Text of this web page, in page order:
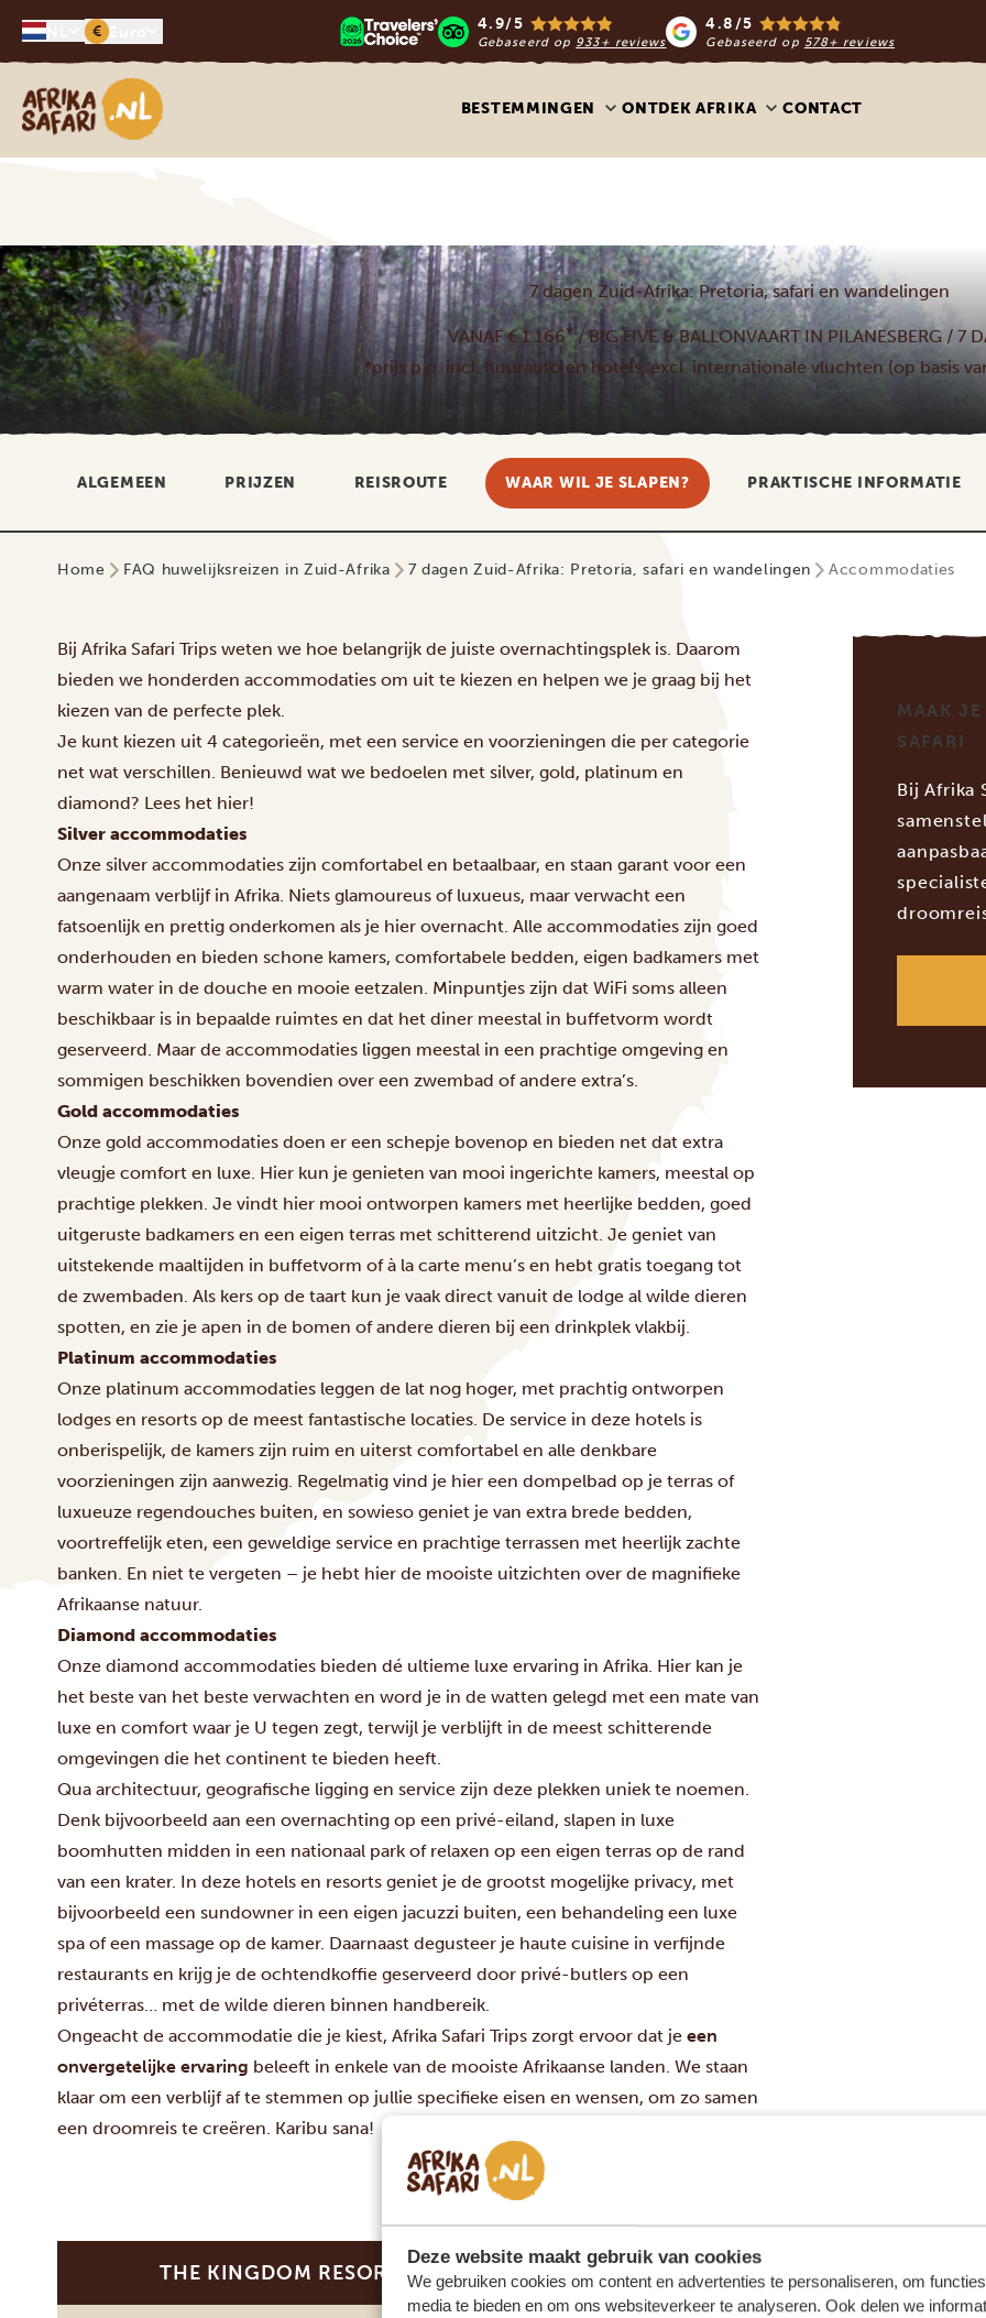
Deze website maakt gebruik van cookies
We gebruiken cookies om content en advertenties te personaliseren, om
media te bieden en om ons websiteverkeer te analyseren. Ook delen we
€ 4.9/5
Gebaseerd op 933+ reviews
4.8/5
Gebaseerd op 578+ reviews
Afrika safari
BESTEMMINGEN ONTDEK AFRIKA CONTACT
7 dagen Zuid-Afrika: Pretoria, safari en wandelingen
VANAF € 1.166*/ BIG FIVE & BALLONVAART IN PILANESBERG / 7
*prijs p.p. incl. huurauto en hotels, excl. internationale vluchten (op basis
ALGEMEEN PRIJZEN REISROUTE WAAR WIL JE SLAPEN? PRAKTISCHE INFORMATIE
Home FAQ huwelijksreizen in Zuid-Afrika 7 dagen Zuid-Afrika: Pretoria, safari en wandelingen Accommodaties
Bij Afrika Safari Trips weten we hoe belangrijk de juiste overnachtingsplek is. Daarom
bieden we honderden accommodaties om uit te kiezen en helpen we je graag bij het
kiezen van de perfecte plek.
Je kunt kiezen uit 4 categorieën, met een service en voorzieningen die per categorie
net wat verschillen. Benieuwd wat we bedoelen met silver, gold, platinum en
diamond? Lees het hier!
Silver accommodaties
Onze silver accommodaties zijn comfortabel en betaalbaar, en staan garant voor een
aangenaam verblijf in Afrika. Niets glamoureus of luxueus, maar verwacht een
fatsoenlijk en prettig onderkomen als je hier overnacht. Alle accommodaties zijn goed
onderhouden en bieden schone kamers, comfortabele bedden, eigen badkamers met
warm water in de douche en mooie eetzalen. Minpuntjes zijn dat WiFi soms alleen
beschikbaar is in bepaalde ruimtes en dat het diner meestal in buffetvorm wordt
geserveerd. Maar de accommodaties liggen meestal in een prachtige omgeving en
sommigen beschikken bovendien over een zwembad of andere extra’s.
Gold accommodaties
Onze gold accommodaties doen er een schepje bovenop en bieden net dat extra
vleugje comfort en luxe. Hier kun je genieten van mooi ingerichte kamers, meestal op
prachtige plekken. Je vindt hier mooi ontworpen kamers met heerlijke bedden, goed
uitgeruste badkamers en een eigen terras met schitterend uitzicht. Je geniet van
uitstekende maaltijden in buffetvorm of à la carte menu’s en hebt gratis toegang tot
de zwembaden. Als kers op de taart kun je vaak direct vanuit de lodge al wilde dieren
spotten, en zie je apen in de bomen of andere dieren bij een drinkplek vlakbij.
Platinum accommodaties
Onze platinum accommodaties leggen de lat nog hoger, met prachtig ontworpen
lodges en resorts op de meest fantastische locaties. De service in deze hotels is
onberispelijk, de kamers zijn ruim en uiterst comfortabel en alle denkbare
voorzieningen zijn aanwezig. Regelmatig vind je hier een dompelbad op je terras of
luxueuze regendouches buiten, en sowieso geniet je van extra brede bedden,
voortreffelijk eten, een geweldige service en prachtige terrassen met heerlijk zachte
banken. En niet te vergeten – je hebt hier de mooiste uitzichten over de magnifieke
Afrikaanse natuur.
Diamond accommodaties
Onze diamond accommodaties bieden dé ultieme luxe ervaring in Afrika. Hier kan je
het beste van het beste verwachten en word je in de watten gelegd met een mate van
luxe en comfort waar je U tegen zegt, terwijl je verblijft in de meest schitterende
omgevingen die het continent te bieden heeft.
Qua architectuur, geografische ligging en service zijn deze plekken uniek te noemen.
Denk bijvoorbeeld aan een overnachting op een privé-eiland, slapen in luxe
boomhutten midden in een nationaal park of relaxen op een eigen terras op de rand
van een krater. In deze hotels en resorts geniet je de grootst mogelijke privacy, met
bijvoorbeeld een sundowner in een eigen jacuzzi buiten, een behandeling een luxe
spa of een massage op de kamer. Daarnaast degusteer je haute cuisine in verfijnde
restaurants en krijg je de ochtendkoffie geserveerd door privé-butlers op een
privéterras… met de wilde dieren binnen handbereik.
Ongeacht de accommodatie die je kiest, Afrika Safari Trips zorgt ervoor dat je een
onvergetelijke ervaring beleeft in enkele van de mooiste Afrikaanse landen. We staan
klaar om een verblijf af te stemmen op jullie specifieke eisen en wensen, om zo samen
een droomreis te creëren. Karibu sana!
MAAK
SAFARI
Bij Afrika
SILVER
THE KINGDOM RESORT GOLD
MOROKOLO SAFARI LODGE